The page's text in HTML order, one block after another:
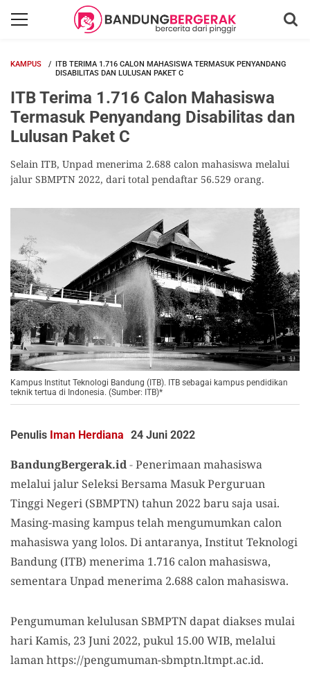
KAMPUS
ITB TERIMA 1.716 CALON MAHASISWA TERMASUK PENYANDANG
DISABILITAS DAN LULUSAN PAKET C
ITB Terima 1.716 Calon Mahasiswa
Termasuk Penyandang Disabilitas dan
Lulusan Paket C
Selain ITB, Unpad menerima 2.688 calon mahasiswa melalui
jalur SBMPTN 2022, dari total pendaftar 56.529 orang.
Kampus Institut Teknologi Bandung (ITB). ITB sebagai kampus pendidikan
teknik tertua di Indonesia. (Sumber: ITB)*
Penulis Iman Herdiana 24 Juni 2022
BandungBergerak.id-Penerimaan mahasiswa
melalui jalur Seleksi Bersama Masuk Perguruan
Tinggi Negeri (SBMPTN) tahun 2022 baru saja usai.
Masing-masing kampus telah mengumumkan calon
mahasiswa yang lolos. Di antaranya, Institut Teknologi
Bandung (ITB) menerima 1.716 calon mahasiswa,
sementara Unpad menerima 2.688 calon mahasiswa.
Pengumuman kelulusan SBMPTN dapat diakses mulai
hari Kamis, 23 Juni 2022, pukul 15.00 WIB, melalui
laman https://pengumuman-sbmptn.ltmpt.ac.id.